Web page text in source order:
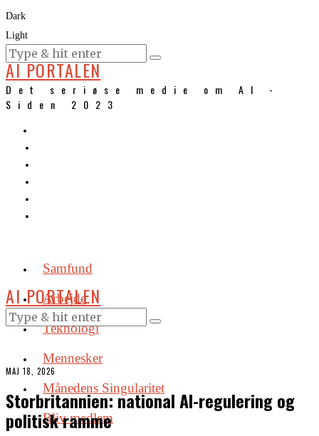
Dark
Light
KURSER
AI PORTALEN
Det seriøse medie om AI -
Siden 2023
Samfund
Arbejde
Teknologi
Mennesker
Månedens Singularitet
Bliv medlem
AI PORTALEN
MAJ 18, 2026
Storbritannien: national AI-regulering og
politisk ramme